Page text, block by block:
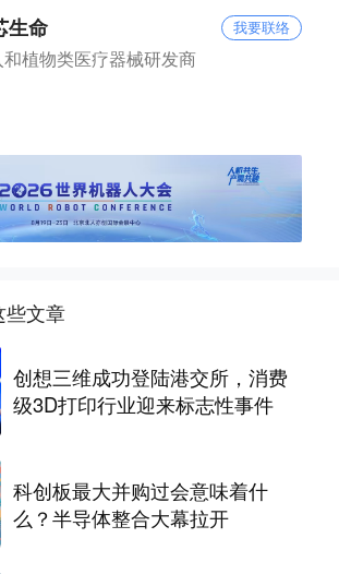
生命 我要联络
和植物类医疗器械研发商
些文章
创想三维成功登陆港交所，消费
级3D打印行业迎来标志性事件
科创板最大并购过会意味着什
么？半导体整合大幕拉开